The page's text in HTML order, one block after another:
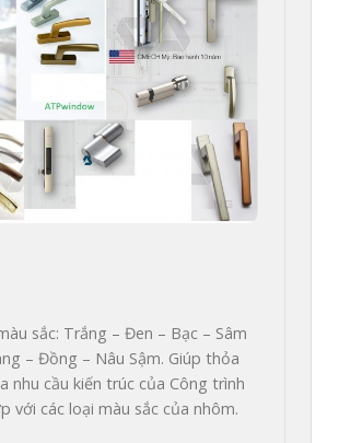
sắc: Trắng – Đen – Bạc – Sâm
– Đồng – Nâu Sậm. Giúp thỏa
nhu cầu kiến trúc của Công trình
với các loại màu sắc của nhôm.